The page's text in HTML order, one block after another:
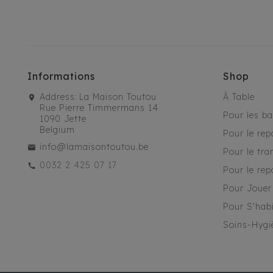
Informations
Address: La Maison Toutou
Rue Pierre Timmermans 14
1090 Jette
Belgium
info@lamaisontoutou.be
0032 2 425 07 17
Shop
À Table
Pour les
Pour le
Pour le
Pour le
Pour Jouer
Pour
Soins-